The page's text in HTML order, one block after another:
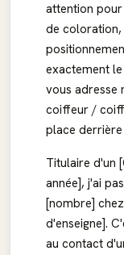
attention
de
exactement
vous adresse
coiffeur /
place
Titulaire d'un
année], j'ai
[nombre]
d'enseigne].
au contact